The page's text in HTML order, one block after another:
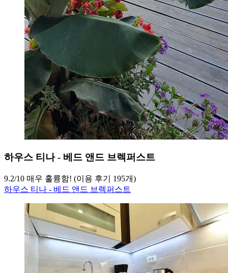
하우스 티나 - 베드 앤드 브렉퍼스트
9.2/10 매우 훌륭함! (이용 후기 195개)
하우스 티나 - 베드 앤드 브렉퍼스트